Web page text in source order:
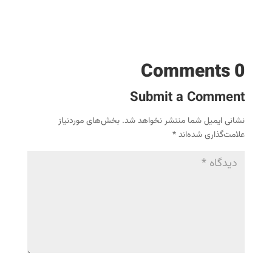
0 Comments
Submit a Comment
نشانی ایمیل شما منتشر نخواهد شد. بخش‌های موردنیاز
علامت‌گذاری شده‌اند*